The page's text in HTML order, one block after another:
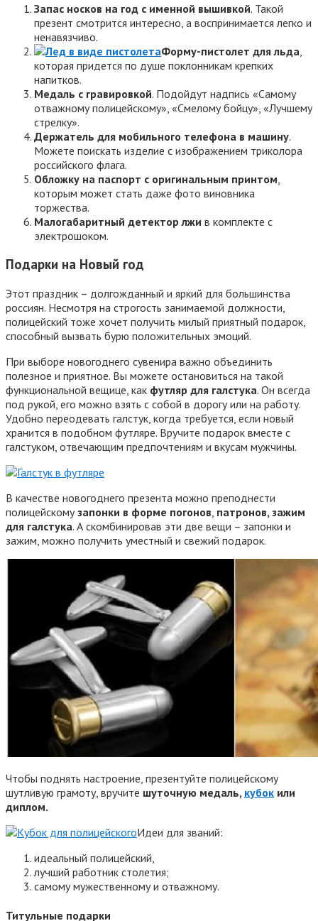
Запас носков на год с именной вышивкой. Такой
презент смотрится интересно, а воспринимается легко и
ненавязчиво.
Форму-пистолет для льда
которая придется по душе поклонникам крепких
напитков.
Медаль с гравировкой. Подойдут надпись «Самому
отважному полицейскому», «Смелому бойцу», «Лучшему
стрелку».
Держатель для мобильного телефона в машину.
Можете поискать изделие с изображением триколора
российского флага.
Обложку на паспорт с оригинальным принтом
которым может стать даже фото виновника
торжества.
Малогабаритный детектор лжи в комплекте с
электрошоком.
Подарки на Новый год
Этот праздник – долгожданный и яркий для большинства
россиян. Несмотря на строгость занимаемой должности,
полицейский тоже хочет получить милый приятный подарок,
способный вызвать бурю положительных эмоций.
При выборе новогоднего сувенира важно объединить
полезное и приятное. Вы можете остановиться на такой
функциональной вещице, как футляр для галстука. Он всегда
под рукой, его можно взять с собой в дорогу или на работу.
Удобно переодевать галстук, когда требуется, если новый
хранится в подобном футляре. Вручите подарок вместе с
галстуком, отвечающим предпочтениям и вкусам мужчины.
В качестве новогоднего презента можно преподнести
полицейскомузапонки в форме погонов, патронов, зажим
для галстука. А скомбинировав эти две вещи – запонки и
зажим, можно получить уместный и свежий подарок.
Чтобы поднять настроение, презентуйте полицейскому
шутливую грамоту, вручите шуточную медаль, кубок или
диплом.
Идеи для званий:
идеальный полицейский,
лучший работник столетия;
самому мужественному и отважному.
Титульные подарки